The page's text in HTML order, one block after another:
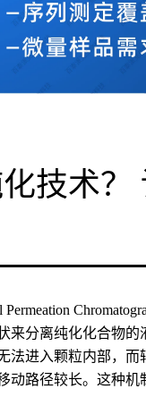
技术
来分离纯化化合物
法进入颗粒内部，
动路径较长。这种